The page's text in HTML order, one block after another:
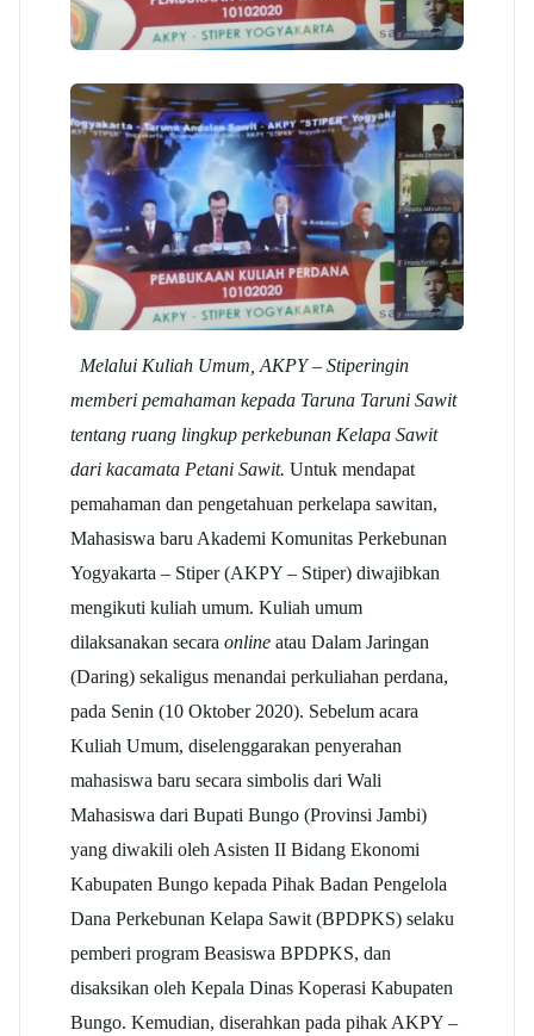
Melalui Kuliah Umum, AKPY – Stiperingin
memberi pemahaman kepada Taruna Taruni Sawit
tentang ruang lingkup perkebunan Kelapa Sawit
dari kacamata Petani Sawit. Untuk mendapat
pemahaman dan pengetahuan perkelapa sawitan,
Mahasiswa baru Akademi Komunitas Perkebunan
Yogyakarta – Stiper (AKPY – Stiper) diwajibkan
mengikuti kuliah umum. Kuliah umum
dilaksanakan secara online atau Dalam Jaringan
(Daring) sekaligus menandai perkuliahan perdana,
pada Senin (10 Oktober 2020). Sebelum acara
Kuliah Umum, diselenggarakan penyerahan
mahasiswa baru secara simbolis dari Wali
Mahasiswa dari Bupati Bungo (Provinsi Jambi)
yang diwakili oleh Asisten II Bidang Ekonomi
Kabupaten Bungo kepada Pihak Badan Pengelola
Dana Perkebunan Kelapa Sawit (BPDPKS) selaku
pemberi program Beasiswa BPDPKS, dan
disaksikan oleh Kepala Dinas Koperasi Kabupaten
Bungo. Kemudian, diserahkan pada pihak AKPY –